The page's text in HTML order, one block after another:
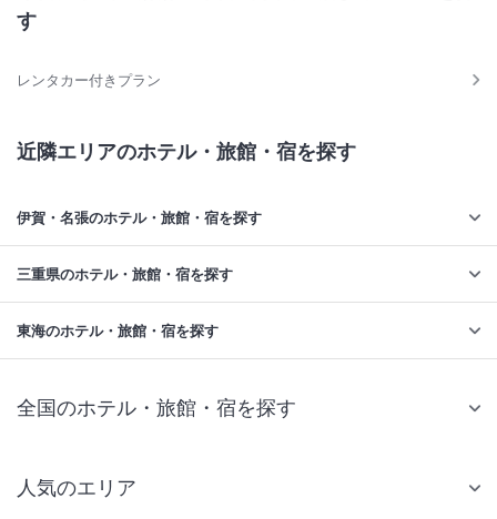
す
レンタカー付きプラン
近隣エリアのホテル・旅館・宿を探す
伊賀・名張のホテル・旅館・宿を探す
三重県のホテル・旅館・宿を探す
東海のホテル・旅館・宿を探す
全国のホテル・旅館・宿を探す
人気のエリア